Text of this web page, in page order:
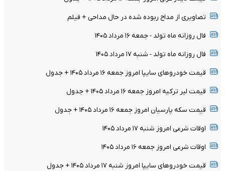
تصاویری از مداح ربوده شده در حال مداحی + فیلم
فال روزانه ماه تولد - جمعه ۱۶ مرداد ۱۴۰۵
فال روزانه ماه تولد - شنبه ۱۷ مرداد ۱۴۰۵
قیمت خودرو‌های سایپا امروز جمعه ۱۶ مرداد ۱۴۰۵ + جدول
قیمت لیر ترکیه امروز جمعه ۱۶ مرداد ۱۴۰۵ + جدول
قیمت سکه پارسیان امروز جمعه ۱۶ مرداد ۱۴۰۵ + جدول
اوقات شرعی امروز شنبه ۱۷ مرداد ۱۴۰۵
اوقات شرعی امروز جمعه ۱۶ مرداد ۱۴۰۵
قیمت خودرو‌های سایپا امروز شنبه ۱۷ مرداد ۱۴۰۵ + جدول